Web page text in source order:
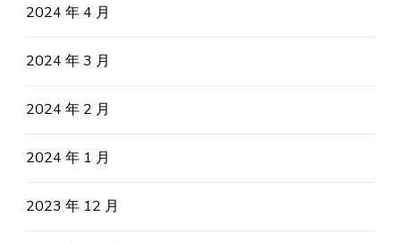
2024 年 4 月
2024 年 3 月
2024 年 2 月
2024 年 1 月
2023 年 12 月